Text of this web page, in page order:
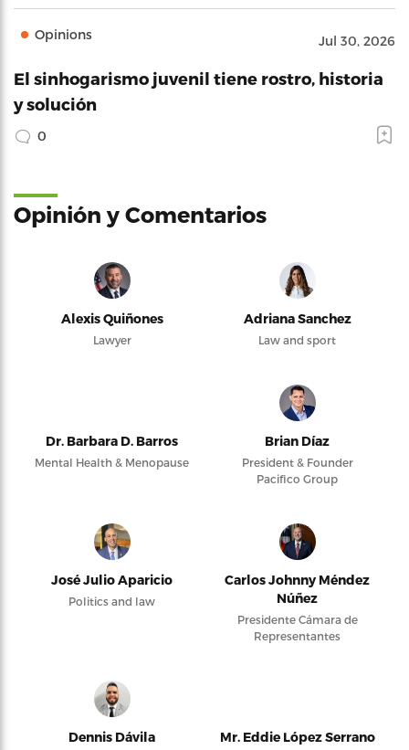
Opinions Jul 30, 2026
El sinhogarismo juvenil tiene rostro, historia
y solución
0
Opinión y Comentarios
Alexis Quiñones
Lawyer
Adriana Sanchez
Law and sport
Dr. Barbara D. Barros
Mental Health & Menopause
Brian Díaz
President & Founder
Pacifico Group
José Julio Aparicio
Politics and law
Carlos Johnny Méndez
Núñez
Presidente Cámara de
Representantes
Dennis Dávila Mr. Eddie López Serrano